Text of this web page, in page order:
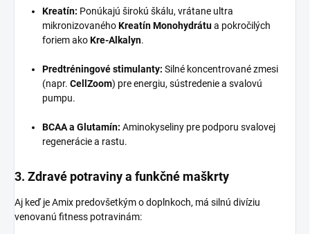
Kreatín: Ponúkajú širokú škálu, vrátane ultra
mikronizovanéhoKreatín Monohydrátua pokročilých
foriem akoKre-Alkalyn.
Predtréningové stimulanty: Silné koncentrované zmesi
(napr. CellZoom) pre energiu, sústredenie a svalovú
pumpu.
BCAA a Glutamín: Aminokyseliny pre podporu svalovej
regenerácie a rastu.
3. Zdravé potraviny a funkčné maškrty
Aj keď je Amix predovšetkým o doplnkoch, má silnú divíziu
venovanú fitness potravinám: